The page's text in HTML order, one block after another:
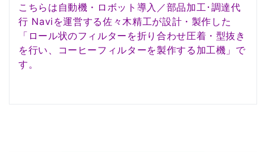
こちらは自動機・ロボット導入／部品加工･調達代
行 Naviを運営する佐々木精工が設計・製作した
「ロール状のフィルターを折り合わせ圧着・型抜き
を行い、コーヒーフィルターを製作する加工機」で
す。